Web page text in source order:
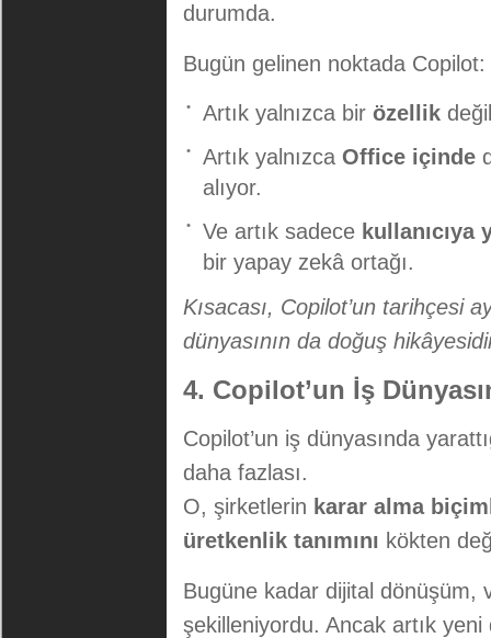
durumda.
Bugün gelinen noktada Copilot:
Artık yalnızca bir özellik
Artık yalnızca Office içinde
alıyor.
Ve artık sadece kullanıcıya
bir yapay zekâ ortağı.
Kısacası, Copilot’un tarihçesi
dünyasının da doğuş
4. Copilot’un İş
Copilot’un iş dünyasında
daha fazlası.
O, şirketlerin karar alma
üretkenlik tanımını kökten
Bugüne kadar dijital dönüşüm,
şekilleniyordu. Ancak artık